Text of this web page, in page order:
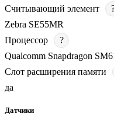
Считывающий элемент
Zebra SE55MR
Процессор
?
Qualcomm Snapdragon
Слот расширения памяти
да
Датчики